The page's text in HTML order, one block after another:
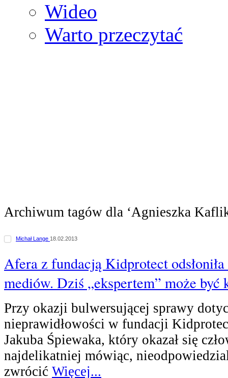
Wideo
Warto przeczytać
Archiwum tagów dla ‘Agnieszka
Michał Lange 18.02.2013
Afera z fundacją Kidprotect
mediów. Dziś „ekspertem” może być
Przy okazji bulwersującej sprawy
nieprawidłowości w fundacji
Jakuba Śpiewaka, który okazał się
najdelikatniej mówiąc,
zwrócić Więcej...